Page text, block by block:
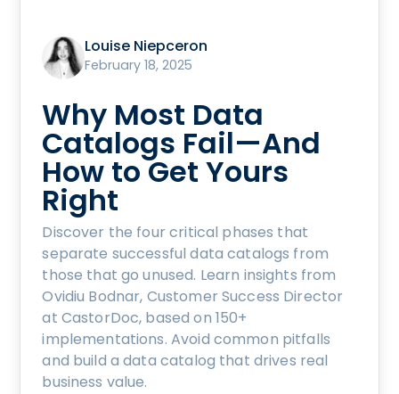
Louise Niepceron
February 18, 2025
Why Most Data
Catalogs Fail—And
How to Get Yours
Right
Discover the four critical phases that
separate successful data catalogs from
those that go unused. Learn insights from
Ovidiu Bodnar, Customer Success Director
at CastorDoc, based on 150+
implementations. Avoid common pitfalls
and build a data catalog that drives real
business value.